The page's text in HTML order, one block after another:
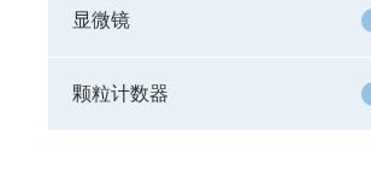
显微镜
颗粒计数器